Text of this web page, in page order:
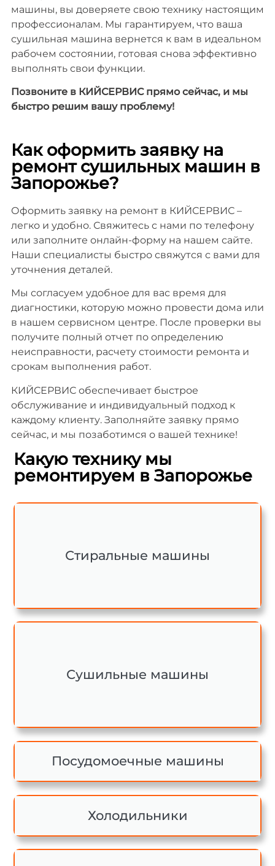
машины, вы доверяете свою технику настоящим
профессионалам. Мы гарантируем, что ваша
сушильная машина вернется к вам в идеальном
рабочем состоянии, готовая снова эффективно
выполнять свои функции.
Позвоните в КИЙСЕРВИС прямо сейчас, и мы
быстро решим вашу проблему!
Как оформить заявку на
ремонт сушильных машин в
Запорожье?
Оформить заявку на ремонт в КИЙСЕРВИС –
легко и удобно. Свяжитесь с нами по телефону
или заполните онлайн-форму на нашем сайте.
Наши специалисты быстро свяжутся с вами для
уточнения деталей.
Мы согласуем удобное для вас время для
диагностики, которую можно провести дома или
в нашем сервисном центре. После проверки вы
получите полный отчет по определению
неисправности, расчету стоимости ремонта и
срокам выполнения работ.
КИЙСЕРВИС обеспечивает быстрое
обслуживание и индивидуальный подход к
каждому клиенту. Заполняйте заявку прямо
сейчас, и мы позаботимся о вашей технике!
Какую технику мы
ремонтируем в Запорожье
Стиральные машины
Сушильные машины
Посудомоечные машины
Холодильники